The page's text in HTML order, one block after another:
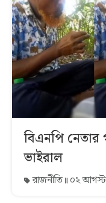
বিএনপি নেতার
ভাইরাল
রাজনীতি ০২